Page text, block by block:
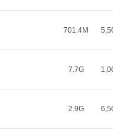
701.4M
7.7G
2.9G